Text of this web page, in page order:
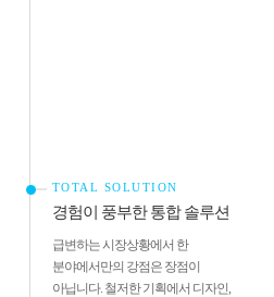
TOTAL SOLUTION
경험이 풍부한 통합 솔루션
급변하는 시장상황에서 한
분야에서만의 강점은 장점이
아닙니다.철저한 기획에서 디자인,